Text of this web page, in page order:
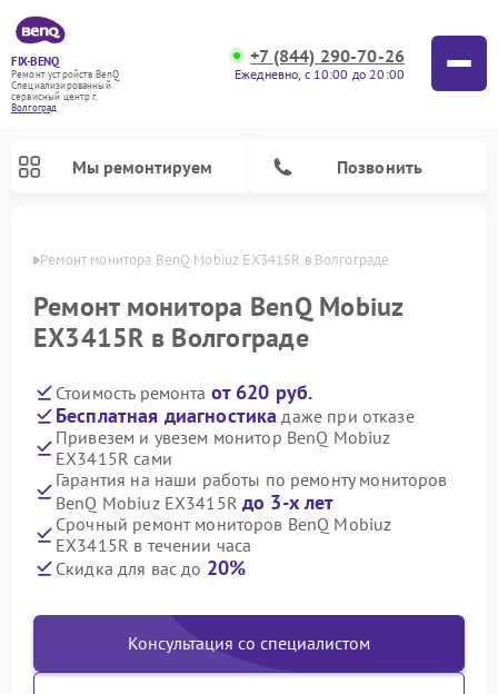
FIX-BENQ
Ремонт устройств BenQ
Специализированный
cервисный центр г.
Волгоград
+7 (844) 290-70-26
Ежедневно, с 10:00 до 20:00
Мы ремонтируем Позвонить
Ремонт монитора BenQ Mobiuz EX3415R в Волгограде
Ремонт монитора BenQ Mobiuz
EX3415R в Волгограде
Стоимость ремонта от 620 руб.
Бесплатная диагностика даже при отказе
Привезем и увезем монитор BenQ Mobiuz
EX3415R сами
Гарантия на наши работы по ремонту мониторов
BenQ Mobiuz EX3415R до 3-х лет
Срочный ремонт мониторов BenQ Mobiuz
EX3415R в течении часа
Скидка для вас до 20%
Консультация со специалистом